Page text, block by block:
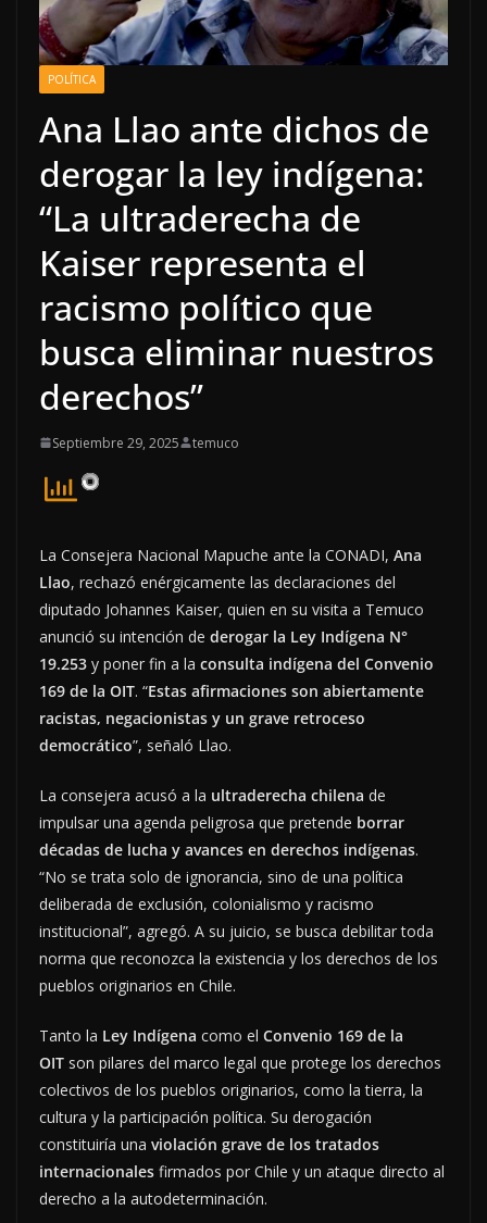
POLÍTICA
Ana Llao ante dichos de
derogar la ley indígena:
“La ultraderecha de
Kaiser representa el
racismo político que
busca eliminar nuestros
derechos”
Septiembre 29, 2025 temuco
La Consejera Nacional Mapuche ante la CONADI, Ana
Llao, rechazó enérgicamente las declaraciones del
diputado Johannes Kaiser, quien en su visita a Temuco
anunció su intención de derogar la Ley Indígena N°
19.253 y poner fin a la consulta indígena del Convenio
169 de la OIT. “Estas afirmaciones son abiertamente
racistas, negacionistas y un grave retroceso
democrático”, señaló Llao.
La consejera acusó a la ultraderecha chilena de
impulsar una agenda peligrosa que pretende borrar
décadas de lucha y avances en derechos indígenas.
“No se trata solo de ignorancia, sino de una política
deliberada de exclusión, colonialismo y racismo
institucional”, agregó. A su juicio, se busca debilitar toda
norma que reconozca la existencia y los derechos de los
pueblos originarios en Chile.
Tanto la Ley Indígena como el Convenio 169 de la
OIT son pilares del marco legal que protege los derechos
colectivos de los pueblos originarios, como la tierra, la
cultura y la participación política. Su derogación
constituiría una violación grave de los tratados
internacionales firmados por Chile y un ataque directo al
derecho a la autodeterminación.